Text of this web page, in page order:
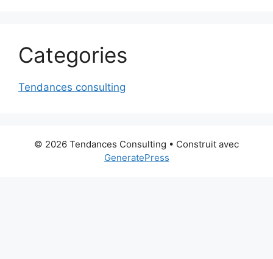
Categories
Tendances consulting
© 2026 Tendances Consulting • Construit avec
GeneratePress